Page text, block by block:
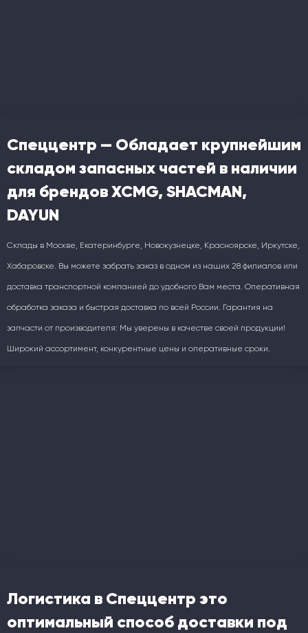
Спеццентр — Обладает крупнейшим
складом запасных частей в наличии
для брендов XCMG, SHACMAN,
DAYUN
Склады в Москве, Екатеринбурге, Новокузнецке, Красноярске, Иркутске,
Хабаровске. Вы можете забрать заказ в одном из наших 28 филиалов или
доставка транспортной компанией до удобного Вам места. Оперативная
обработка заказа и быстрая доставка по всей России. Гарантия на
запчасти от производителя: Мы уверены в качестве своей продукции!
Широкий ассортимент, конкурентные цены и оперативные сроки.
Логистика в Спеццентр это
оптимальный способ доставки под